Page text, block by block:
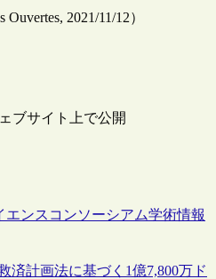
2021/11/12）
ブサイト上で公開
エンス コンソーシアム学術情報
済計画法に基づく1億7,800万ド